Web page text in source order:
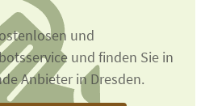
und
und finden Sie in
Anbieter in Dresden.